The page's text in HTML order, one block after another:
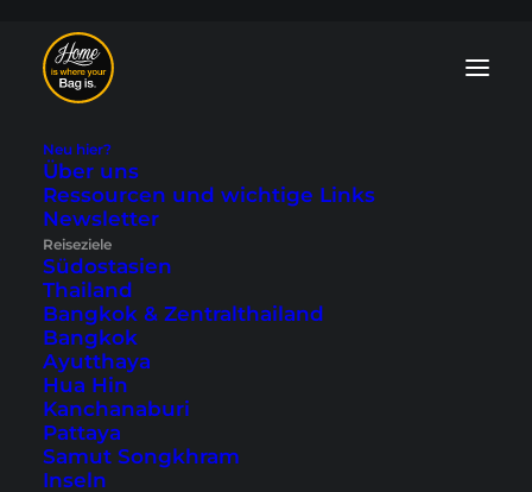
Neu hier?
Über uns
Ressourcen und wichtige Links
Newsletter
Reiseziele
Südostasien
Thailand
Bangkok & Zentralthailand
Bangkok
Ayutthaya
Hua Hin
Kanchanaburi
Pattaya
Samut Songkhram
Inseln
China Blog: Tipps
und Reiseberichte
China ist ein faszinierendes Reiseziel, das
mit einzigartigen Landschaften,
geschichtsträchtigen Städten und
beeindruckender Kultur begeistert. Auf
unserem China Blog findest du
Reiseberichte
märchenhafte Landschaften wie